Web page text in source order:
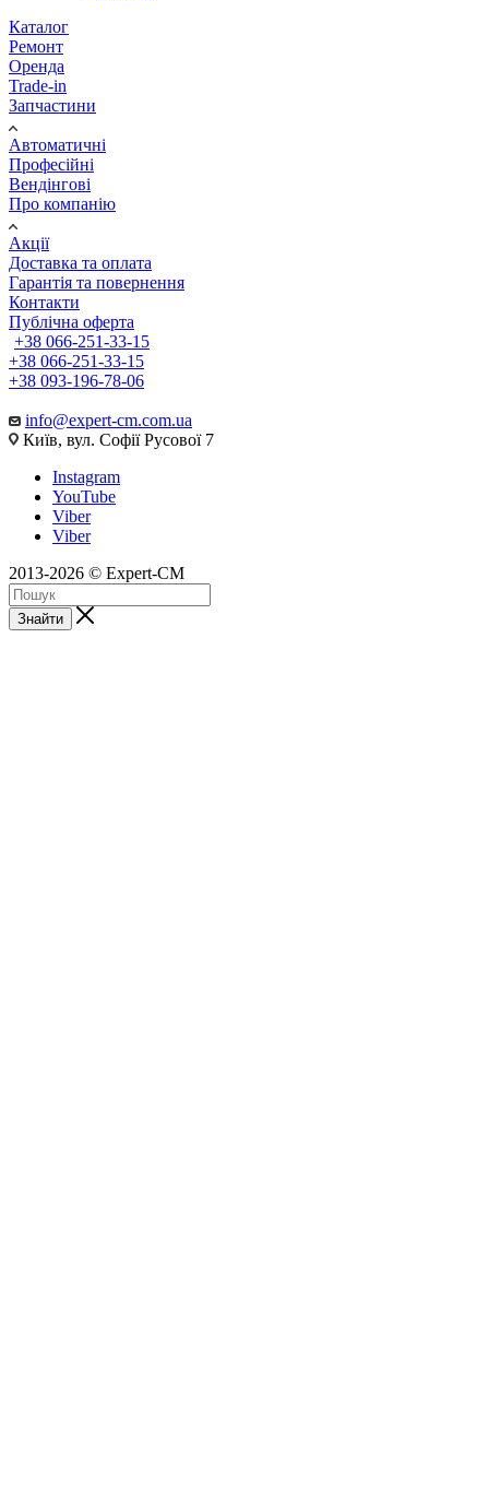
Каталог
Ремонт
Оренда
Trade-in
Запчастини
Автоматичні
Професійні
Вендінгові
Про компанію
Акції
Доставка та оплата
Гарантія та повернення
Контакти
Публічна оферта
+38 066-251-33-15
+38 066-251-33-15
+38 093-196-78-06
info@expert-cm.com.ua
Київ, вул. Софії Русової 7
Instagram
YouTube
Viber
Viber
2013-2026 © Expert-CM
Знайти